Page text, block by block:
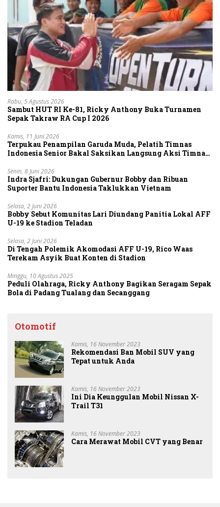
Rabu, 5 Agustus 2026
Sambut HUT RI Ke-81, Ricky Anthony Buka Turnamen
Sepak Takraw RA Cup I 2026
Kamis, 11 Juni 2026
Terpukau Penampilan Garuda Muda, Pelatih Timnas
Indonesia Senior Bakal Saksikan Langsung Aksi Timnas
Senin, 8 Juni 2026
Indra Sjafri: Dukungan Gubernur Bobby dan Ribuan
Suporter Bantu Indonesia Taklukkan Vietnam
Selasa, 2 Juni 2026
Bobby Sebut Komunitas Lari Diundang Panitia Lokal AFF
U-19 ke Stadion Teladan
Selasa, 2 Juni 2026
Di Tengah Polemik Akomodasi AFF U-19, Rico Waas
Terekam Asyik Buat Konten di Stadion
Minggu, 10 Agustus 2025
Peduli Olahraga, Ricky Anthony Bagikan Seragam Sepak
Bola di Padang Tualang dan Secanggang
Otomotif
Kamis, 16 November 2023
Rekomendasi Ban Mobil SUV yang
Tepat untuk Anda
Kamis, 16 November 2023
Ini Dia Keunggulan Mobil Nissan X-
Trail T31
Kamis, 16 November 2023
Cara Merawat Mobil CVT yang Benar